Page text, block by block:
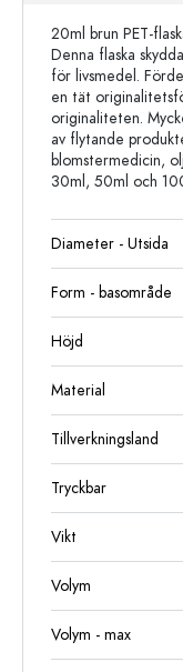
20ml brun PET-
Denna flaska
för livsmedel.
en tät
originaliteten.
av flytande
blomstermedicin,
30ml, 50ml och
Diameter - Utsida
Form - basområde
Höjd
Material
Tillverkningsland
Tryckbar
Vikt
Volym
Volym - max